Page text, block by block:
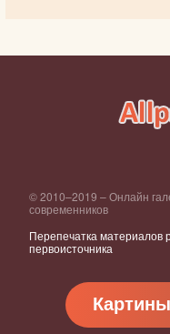
© 2010–2019 – Онлайн
современников
Перепечатка материалов
первоисточника